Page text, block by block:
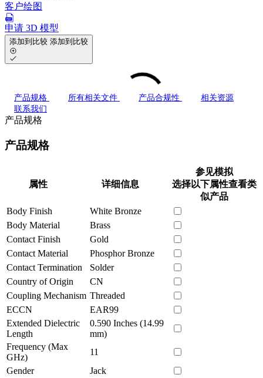
客户绘图
申请 3D 模型
添加到比较 添加到比较
产品规格 所有相关文件 产品合规性
相关资源
联系我们
产品规格
产品规格
属性 详细信息
参见模拟
选择以下属性查看类
似产品
Body Finish
White Bronze
Body Material
Brass
Contact Finish
Gold
Contact Material
Phosphor Bronze
Contact Termination
Solder
Country of Origin
CN
Coupling Mechanism Threaded
ECCN
EAR99
Extended Dielectric
Length
0.590 Inches (14.99
mm)
Frequency (Max
GHz)
11
Gender
Jack